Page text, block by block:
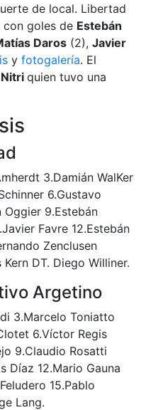
de local. Libertad
goles de Estebán
Daros (2), Javier
y fotogalería. El
quien tuvo una
3.Damián WalKer
6.Gustavo
9.Estebán
Favre 12.Estebán
Zenclusen
DT. Diego Williner.
Argetino
3.Marcelo Toniatto
6.Víctor Regis
9.Claudio Rosatti
Díaz 12.Mario Gauna
15.Pablo
Lang.